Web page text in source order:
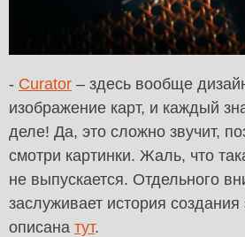
- Curator – здесь вообще
изображение карт, и каждый
деле! Да, это сложно звучит,
смотри картинки. Жаль, что
не выпускается. Отдельного
заслуживает история
описана тут.